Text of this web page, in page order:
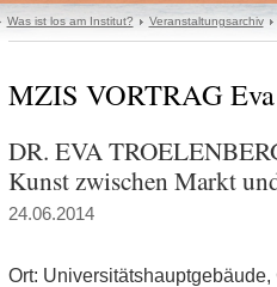
Was ist los am Institut? Veranstaltungsarchiv
MZIS VORTRAG
DR. EVA
Kunst zwischen Markt
24.06.2014
Ort: